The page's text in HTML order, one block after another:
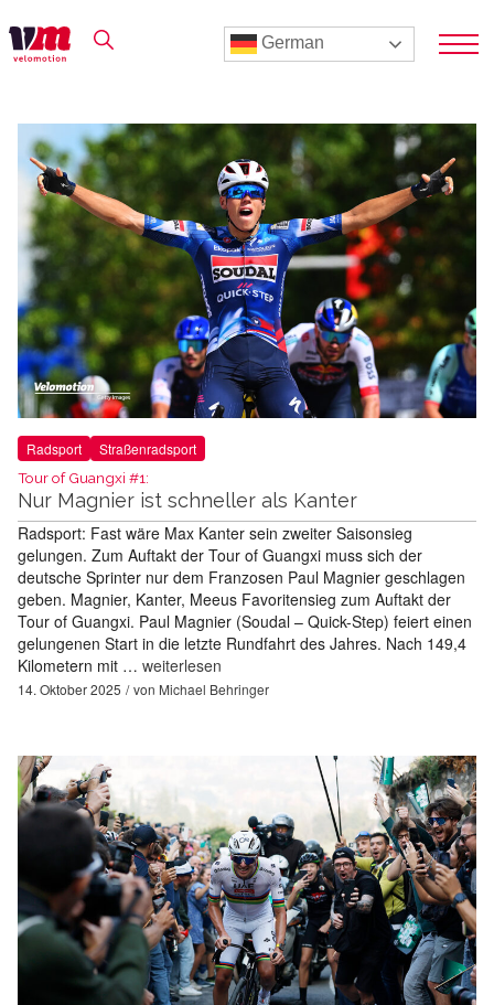
German
Radsport Straßenradsport
Tour of Guangxi #1:
Nur Magnier ist schneller als Kanter
Radsport: Fast wäre Max Kanter sein zweiter Saisonsieg
gelungen. Zum Auftakt der Tour of Guangxi muss sich der
deutsche Sprinter nur dem Franzosen Paul Magnier geschlagen
geben. Magnier, Kanter, Meeus Favoritensieg zum Auftakt der
Tour of Guangxi. Paul Magnier (Soudal – Quick-Step) feiert einen
gelungenen Start in die letzte Rundfahrt des Jahres. Nach 149,4
Kilometern mit … weiterlesen
14. Oktober 2025 von Michael Behringer